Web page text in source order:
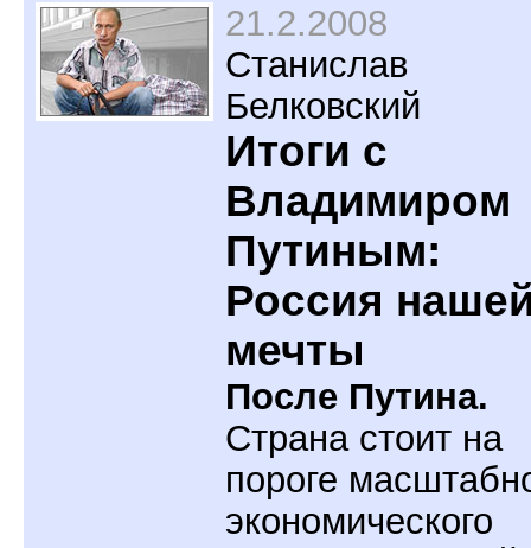
21.2.2008
Станислав
Белковский
Итоги с
Владимиром
Путиным:
Россия
мечты
После Путина.
Страна стоит на
пороге
экономического